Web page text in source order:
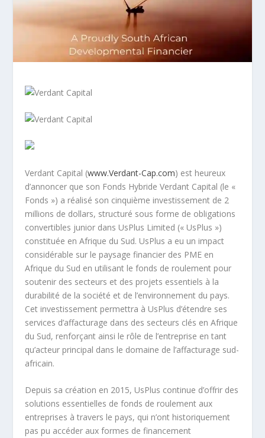
Verdant Capital (www.Verdant-Cap.com) est heureux
d’annoncer que son Fonds Hybride Verdant Capital (le «
Fonds ») a réalisé son cinquième investissement de 2
millions de dollars, structuré sous forme de obligations
convertibles junior dans UsPlus Limited (« UsPlus »)
constituée en Afrique du Sud. UsPlus a eu un impact
considérable sur le paysage financier des PME en
Afrique du Sud en utilisant le fonds de roulement pour
soutenir des secteurs et des projets essentiels à la
durabilité de la société et de l’environnement du pays.
Cet investissement permettra à UsPlus d’étendre ses
services d’affacturage dans des secteurs clés en Afrique
du Sud, renforçant ainsi le rôle de l’entreprise en tant
qu’acteur principal dans le domaine de l’affacturage sud-
africain.
Depuis sa création en 2015, UsPlus continue d’offrir des
solutions essentielles de fonds de roulement aux
entreprises à travers le pays, qui n’ont historiquement
pas pu accéder aux formes de financement